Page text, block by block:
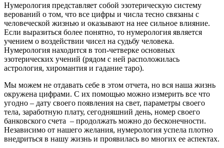
Нумерология представляет собой эзотерическую систему
верований о том, что все цифры и числа тесно связаны с
человеческой жизнью и оказывают на нее сильное влияние.
Если выразиться более понятно, то нумерология является
учением о воздействии чисел на судьбу человека.
Нумерология находится в топ-четверке основных
эзотерических учений (рядом с ней расположилась
астрология, хиромантия и гадание таро).
Мы можем не отдавать себе в этом отчета, но вся наша жизнь
окружена цифрами. С их помощью можно измерить все что
угодно – дату своего появления на свет, параметры своего
тела, заработную плату, сегодняшний день, номер своего
банковского счета – продолжать можно до бесконечности.
Независимо от нашего желания, нумерология успела плотно
внедриться в нашу жизнь и проявилась во многих ее аспектах.